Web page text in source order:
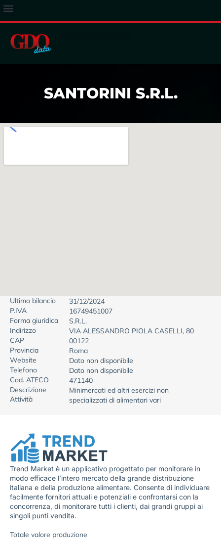
SANTORINI S.R.L.
Ultimo bilancio
31/12/2024
P.IVA
16749451007
Forma giuridica
S.R.L.
Indirizzo
VIA ALESSANDRO PIOLA CASELLI, 80
CAP
00122
Provincia
Roma
Website
Dato non disponibile
Telefono
Dato non disponibile
Cod. ATECO
471140
Descrizione
Attività
Minimercati ed altri esercizi non
specializzati di alimentari vari
Trend Market è un applicativo progettato per monitorare in
modo efficace l’intero mercato della grande distribuzione
italiana e della produzione alimentare. Consente di individuare
facilmente fornitori attuali e potenziali e confrontarsi con la
concorrenza, di monitorare tutti i clienti, dai grandi gruppi ai
singoli punti vendita.
Totale valore produzione